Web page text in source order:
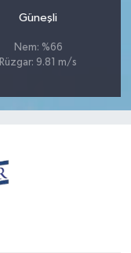
Güneşli
Nem: %66
Rüzgar: 9.81 m/s